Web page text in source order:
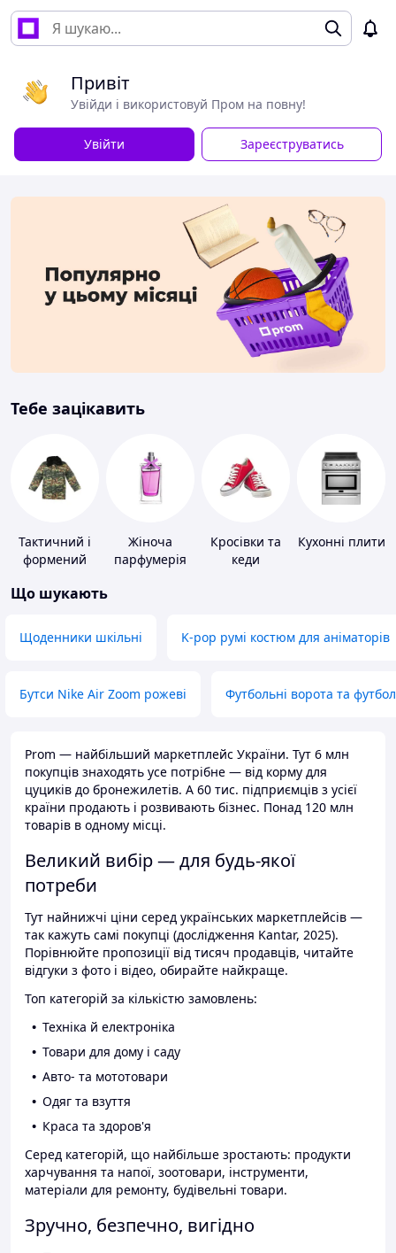
Привіт
Увійди і використовуй Пром на повну!
Увійти Зареєструватись
Тебе зацікавить
Тактичний і
формений
Жіноча
парфумерія
Кросівки та
кеди
Кухонні плити
Що шукають
Щоденники шкільні K-pop румі костюм для аніматорів
Бутси Nike Air Zoom рожеві Футбольні ворота та
Prom — найбільший маркетплейс України. Тут 6 млн
покупців знаходять усе потрібне — від корму для
цуциків до бронежилетів. А 60 тис. підприємців з усієї
країни продають і розвивають бізнес. Понад 120 млн
товарів в одному місці.
Великий вибір — для будь-якої
потреби
Тут найнижчі ціни серед українських маркетплейсів —
так кажуть самі покупці (дослідження Kantar, 2025).
Порівнюйте пропозиції від тисяч продавців, читайте
відгуки з фото і відео, обирайте найкраще.
Топ категорій за кількістю замовлень:
Техніка й електроніка
Товари для дому і саду
Авто- та мототовари
Одяг та взуття
Краса та здоров'я
Серед категорій, що найбільше зростають: продукти
харчування та напої, зоотовари, інструменти,
матеріали для ремонту, будівельні товари.
Зручно, безпечно, вигідно